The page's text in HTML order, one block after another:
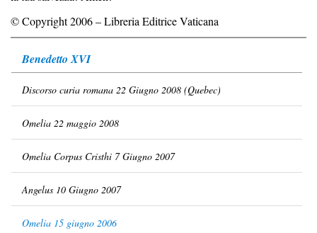
© Copyright 2006 – Libreria Editrice Vaticana
Benedetto XVI
Discorso curia romana 22 Giugno 2008 (Quebec)
Omelia 22 maggio 2008
Omelia Corpus Cristhi 7 Giugno 2007
Angelus 10 Giugno 2007
Omelia 15 giugno 2006